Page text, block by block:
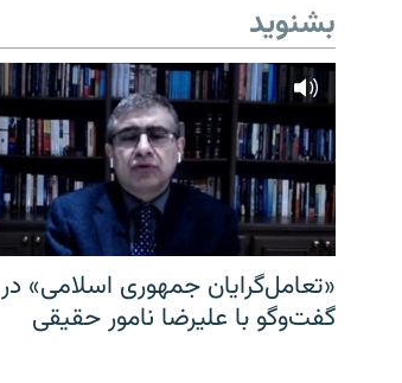
بشنوید
«تعامل‌گرایان جمهوری اسلامی» در
گفت‌وگو با علیرضا نامور حقیقی